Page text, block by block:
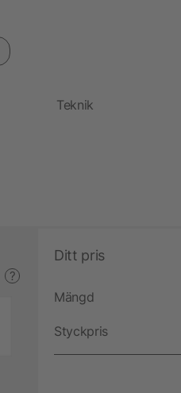
Teknik
?
Ditt pris
Mängd
Styckpris